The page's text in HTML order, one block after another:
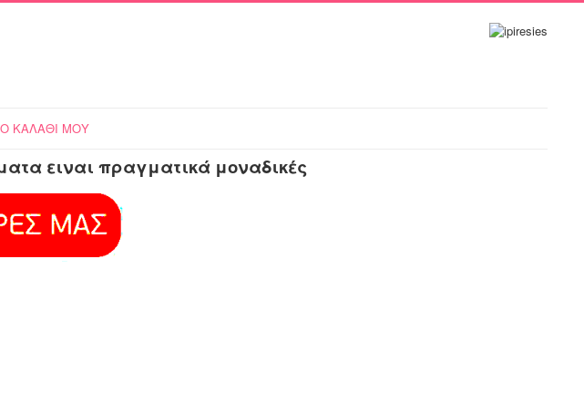
ΚΑΛΑΘΙ ΜΟΥ
ειναι πραγματικά μοναδικές